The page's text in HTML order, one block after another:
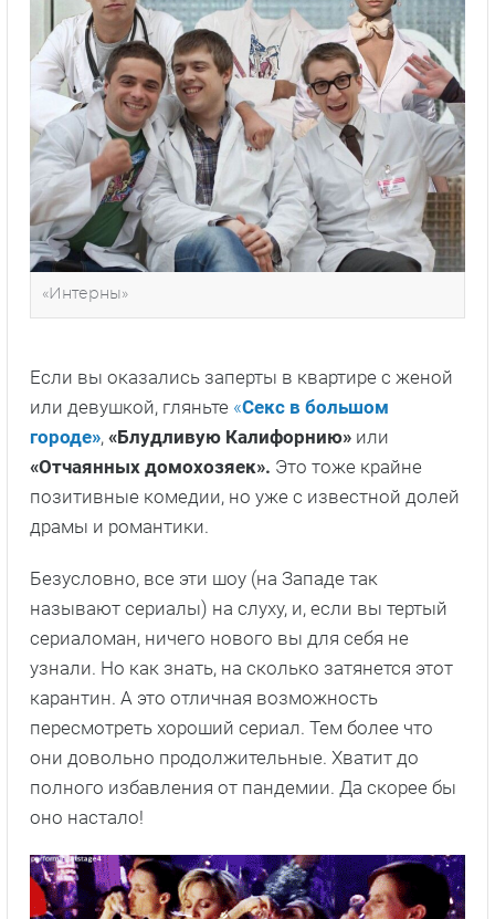
«Интерны»
Если вы оказались заперты в квартире с женой
или девушкой, гляньте «Секс в большом
городе», «Блудливую Калифорнию» или
«Отчаянных домохозяек». Это тоже крайне
позитивные комедии, но уже с известной долей
драмы и романтики.
Безусловно, все эти шоу (на Западе так
называют сериалы) на слуху, и, если вы тертый
сериаломан, ничего нового вы для себя не
узнали. Но как знать, на сколько затянется этот
карантин. А это отличная возможность
пересмотреть хороший сериал. Тем более что
они довольно продолжительные. Хватит до
полного избавления от пандемии. Да скорее бы
оно настало!